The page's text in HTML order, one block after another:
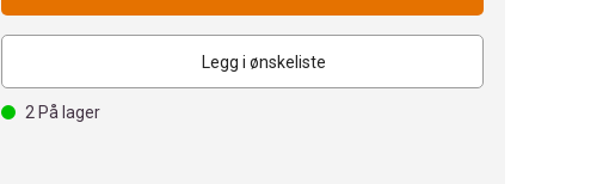
Legg i ønskeliste
2 På lager